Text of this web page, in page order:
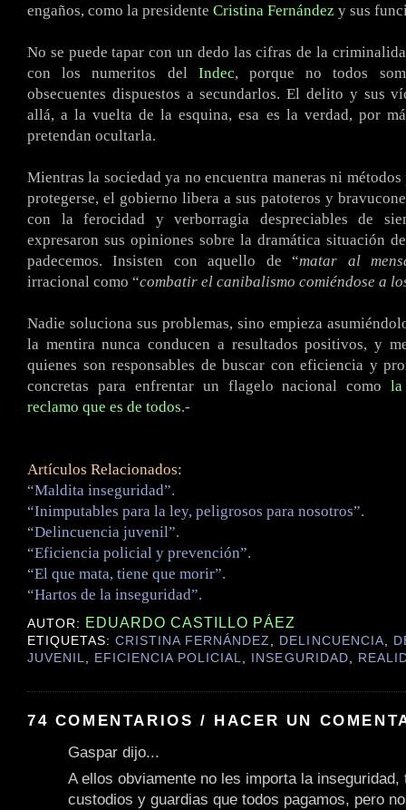
engaños, como la presidente Cristina Fernández y sus
No se puede tapar con un dedo las cifras de la
con los numeritos del Indec, porque no todos
obsecuentes dispuestos a secundarlos. El delito y sus
allá, a la vuelta de la esquina, esa es la verdad, por
pretendan ocultarla.
Mientras la sociedad ya no encuentra maneras ni métodos
protegerse, el gobierno libera a sus patoteros y
con la ferocidad y verborragia despreciables de
expresaron sus opiniones sobre la dramática situación
padecemos. Insisten con aquello de “matar al
irracional como “combatir el canibalismo comiéndose a
Nadie soluciona sus problemas, sino empieza
la mentira nunca conducen a resultados positivos, y
quienes son responsables de buscar con eficiencia y
concretas para enfrentar un flagelo nacional como
reclamo que es de todos.-
Artículos Relacionados:
“Maldita inseguridad”.
“Inimputables para la ley, peligrosos para nosotros”.
“Delincuencia juvenil”.
“Eficiencia policial y prevención”.
“El que mata, tiene que morir”.
“Hartos de la inseguridad”.
AUTOR: EDUARDO CASTILLO PÁEZ
ETIQUETAS:CRISTINA FERNÁNDEZ, DELINCUENCIA,
JUVENIL, EFICIENCIA POLICIAL, INSEGURIDAD,
74 COMENTARIOS / HACER UN
Gaspar dijo...
A ellos obviamente no les importa la inseguridad,
custodios y guardias que todos pagamos, pero